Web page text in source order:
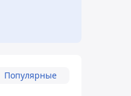
Популярные